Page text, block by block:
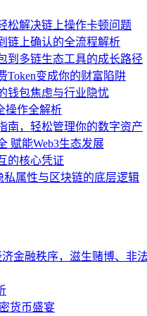
松解决链上操作卡顿问题
链上确认的全流程解析
到多链生态工具的成长路径
Token变成你的财富陷阱
钱包焦虑与行业隐忧
操作全解析
南，轻松管理你的数字资产
赋能Web3生态发展
的核心凭证
私属性与区块链的底层逻辑
金融秩序，滋生赌博、非
货币盛宴